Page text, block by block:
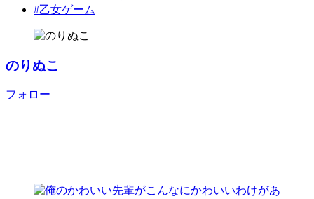
#乙女ゲーム
のりぬこ
フォロー